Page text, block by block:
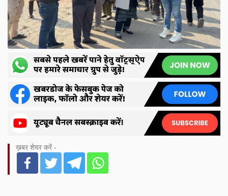
ख़बर शेयर करें -